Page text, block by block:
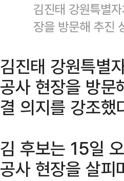
김진태 강원특별
장을 방문해 추진
김진태 강원특별
공사 현장을 방문
결 의지를 강조했
김 후보는 15일
공사 현장을 살피